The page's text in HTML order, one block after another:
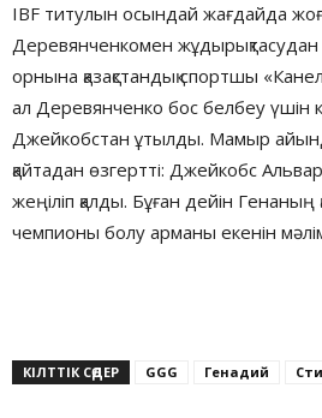
IBF титулын осындай жағдайда
Деревянченкомен жұдырықтасудан
орнына қазақстандық спортшы
ал Деревянченко бос белбеу үшін
Джейкобстан ұтылды. Мамыр
қайтадан өзгертті: Джейкобс
жеңіліп қалды. Бұған дейін Генаның
чемпионы болу арманы екенін
КІЛТТІК СӨДЕР GGG Генадий